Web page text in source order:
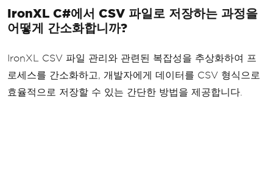
IronXL C#에서 CSV 파일로 저장하는 과정을
어떻게 간소화합니까?
IronXL CSV 파일 관리와 관련된 복잡성을 추상화하여 프
로세스를 간소화하고, 개발자에게 데이터를 CSV 형식으로
효율적으로 저장할 수 있는 간단한 방법을 제공합니다.